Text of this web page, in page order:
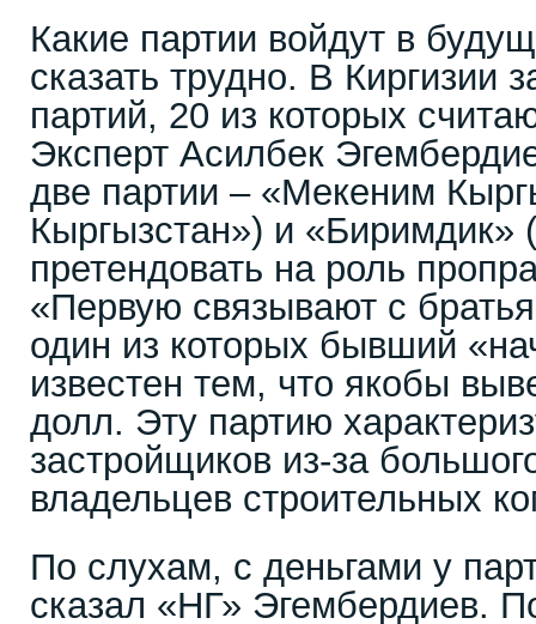
Какие партии войдут в
сказать трудно. В Киргизии
партий, 20 из которых
Эксперт Асилбек
две партии – «Мекеним
Кыргызстан») и «Биримдик»
претендовать на роль
«Первую связывают с
один из которых бывший
известен тем, что якобы
долл. Эту партию
застройщиков из-за
владельцев строительных
По слухам, с деньгами у
сказал «НГ» Эгембердиев.